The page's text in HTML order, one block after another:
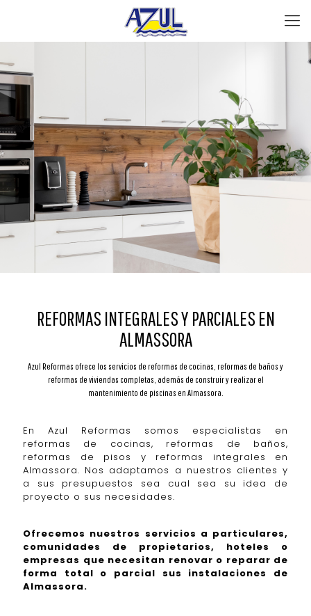
REFORMAS INTEGRALES Y PARCIALES EN
ALMASSORA
Azul Reformas ofrece los servicios de reformas de cocinas, reformas de baños y
reformas de viviendas completas, además de construir y realizar el
mantenimiento de piscinas en Almassora.
En Azul Reformas somos especialistas en
reformas de cocinas, reformas de baños,
reformas de pisos y reformas integrales en
Almassora. Nos adaptamos a nuestros clientes y
a sus presupuestos sea cual sea su idea de
proyecto o sus necesidades.
Ofrecemos nuestros servicios a particulares,
comunidades de propietarios, hoteles o
empresas que necesitan renovar o reparar de
forma total o parcial sus instalaciones de
Almassora.